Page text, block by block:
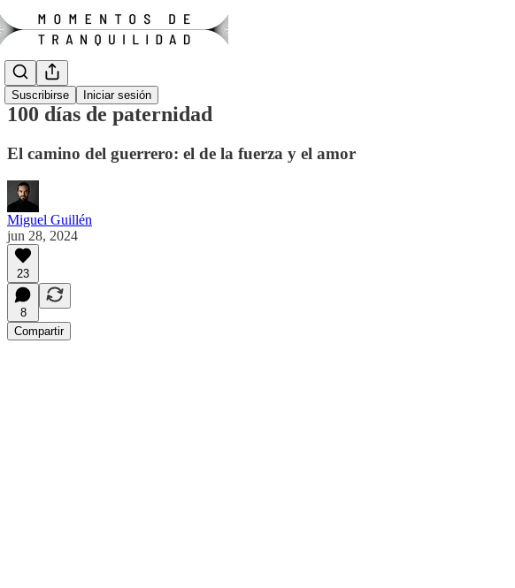
Suscribirse Iniciar sesión
100 días de paternidad
El camino del guerrero: el de la fuerza y el amor
Miguel Guillén
jun 28, 2024
23
8
Compartir